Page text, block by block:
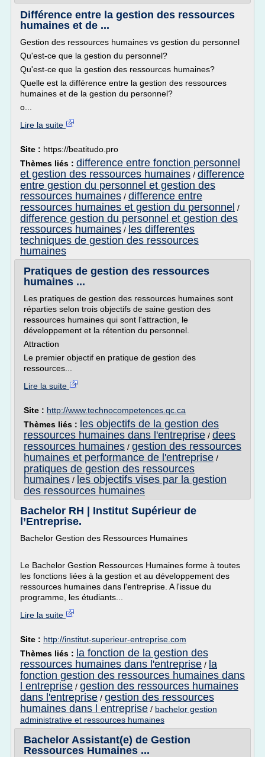
Différence entre la gestion des ressources
humaines et de ...
Gestion des ressources humaines vs gestion du personnel
Qu'est-ce que la gestion du personnel?
Qu'est-ce que la gestion des ressources humaines?
Quelle est la différence entre la gestion des ressources
humaines et de la gestion du personnel?
o...
Lire la suite
Site : https://beatitudo.pro
Thèmes liés : difference entre fonction personnel
et gestion des ressources humaines / difference
entre gestion du personnel et gestion des
ressources humaines / difference entre
ressources humaines et gestion du personnel /
difference gestion du personnel et gestion des
ressources humaines / les differentes
techniques de gestion des ressources
humaines
Pratiques de gestion des ressources
humaines ...
Les pratiques de gestion des ressources humaines sont
réparties selon trois objectifs de saine gestion des
ressources humaines qui sont l'attraction, le
développement et la rétention du personnel.
Attraction
Le premier objectif en pratique de gestion des
ressources...
Lire la suite
Site : http://www.technocompetences.qc.ca
Thèmes liés : les objectifs de la gestion des
ressources humaines dans l'entreprise / dees
ressources humaines / gestion des ressources
humaines et performance de l'entreprise /
pratiques de gestion des ressources
humaines / les objectifs vises par la gestion
des ressources humaines
Bachelor RH | Institut Supérieur de
l’Entreprise.
Bachelor Gestion des Ressources Humaines
Le Bachelor Gestion Ressources Humaines forme à toutes
les fonctions liées à la gestion et au développement des
ressources humaines dans l'entreprise. A l'issue du
programme, les étudiants...
Lire la suite
Site : http://institut-superieur-entreprise.com
Thèmes liés : la fonction de la gestion des
ressources humaines dans l'entreprise / la
fonction gestion des ressources humaines dans
l entreprise / gestion des ressources humaines
dans l'entreprise / gestion des ressources
humaines dans l entreprise / bachelor gestion
administrative et ressources humaines
Bachelor Assistant(e) de Gestion
Ressources Humaines ...